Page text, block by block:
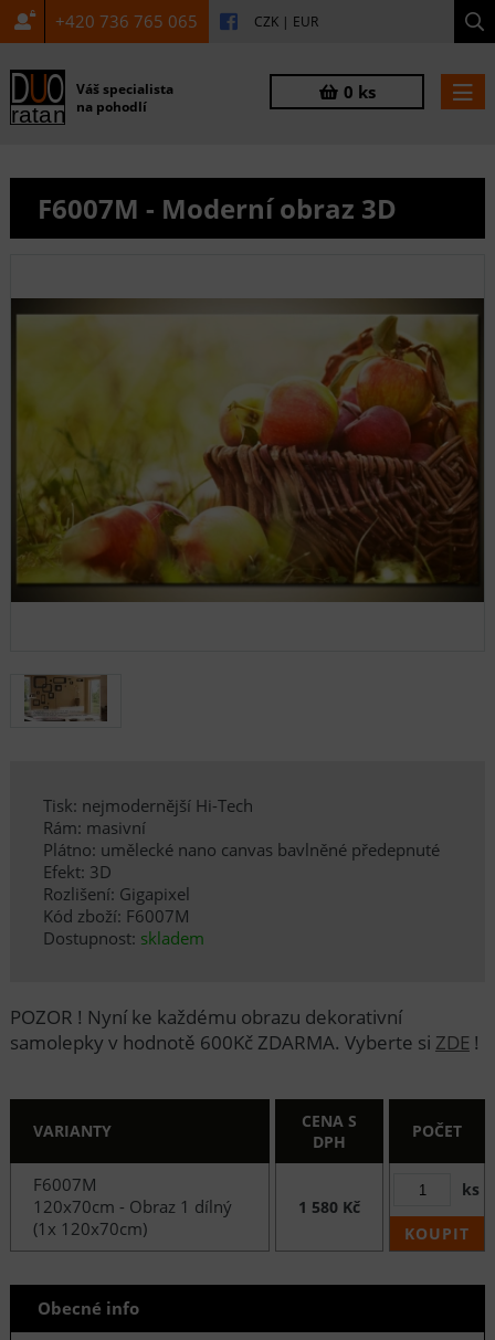
+420 736 765 065 CZK | EUR
Váš specialista
na pohodlí
0 ks
F6007M - Moderní obraz 3D
Tisk: nejmodernější Hi-Tech
Rám: masivní
Plátno: umělecké nano canvas bavlněné předepnuté
Efekt: 3D
Rozlišení: Gigapixel
Kód zboží: F6007M
Dostupnost: skladem
POZOR ! Nyní ke každému obrazu dekorativní
samolepky v hodnotě 600Kč ZDARMA. Vyberte si ZDE !
VARIANTY
CENA S
DPH
POČET
F6007M
120x70cm - Obraz 1 dílný
(1x 120x70cm)
1 580 Kč
ks
KOUPIT
Obecné info